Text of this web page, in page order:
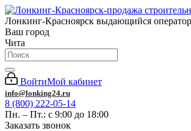
Лонкинг-Красноярск выдающийся
Ваш город
Чита
ВойтиМой кабинет
info@lonking24.ru
8 (800) 222-05-14
Пн. – Пт.: с 9:00 до 18:00
Заказать звонок